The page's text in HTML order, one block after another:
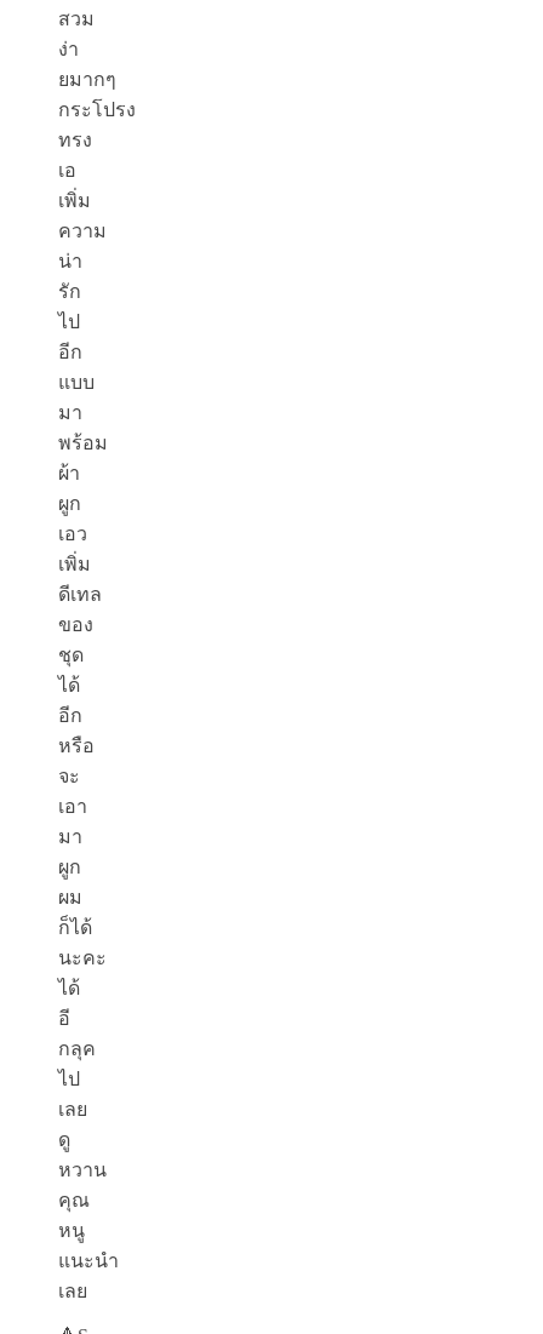
สวม
ง่า
ยมากๆ
กระโปรง
ทรง
เอ
เพิ่ม
ความ
น่า
รัก
ไป
อีก
แบบ
มา
พร้อม
ผ้า
ผูก
เอว
เพิ่ม
ดีเทล
ของ
ชุด
ได้
อีก
หรือ
จะ
เอา
มา
ผูก
ผม
ก็ได้
นะคะ
ได้
อี
กลุค
ไป
เลย
ดู
หวาน
คุณ
หนู
แนะนำ
เลย